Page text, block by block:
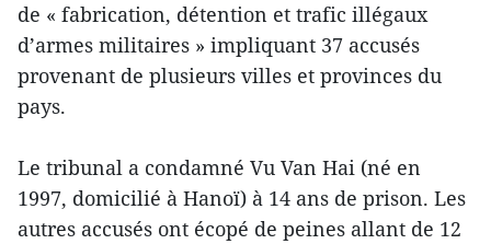
de « fabrication, détention et trafic illégaux
d’armes militaires » impliquant 37 accusés
provenant de plusieurs villes et provinces du
pays.
Le tribunal a condamné Vu Van Hai (né en
1997, domicilié à Hanoï) à 14 ans de prison. Les
autres accusés ont écopé de peines allant de 12